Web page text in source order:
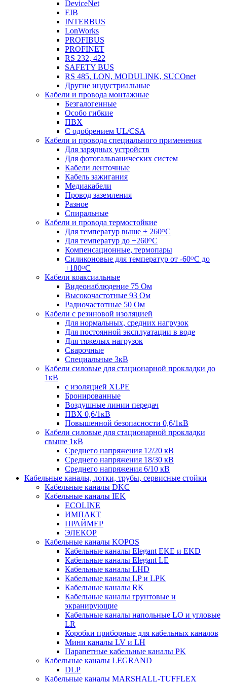
DeviceNet
EIB
INTERBUS
LonWorks
PROFIBUS
PROFINET
RS 232, 422
SAFETY BUS
RS 485, LON, MODULINK, SUCOnet
Другие индустриальные
Кабели и провода монтажные
Безгалогенные
Особо гибкие
ПВХ
С одобрением UL/CSA
Кабели и провода специального применения
Для зарядных устройств
Для фотогальванических систем
Кабели ленточные
Кабель зажигания
Медиакабели
Провод заземления
Разное
Спиральные
Кабели и провода термостойкие
Для температур выше + 260ᴼС
Для температур до +260ᴼС
Компенсационные, термопары
Силиконовые для температур от -60ᴼC до
+180ᴼС
Кабели коаксиальные
Видеонаблюдение 75 Ом
Высокочастотные 93 Ом
Радиочастотные 50 Ом
Кабели с резиновой изоляцией
Для нормальных, средних нагрузок
Для постоянной эксплуатации в воде
Для тяжелых нагрузок
Сварочные
Специальные 3кВ
Кабели силовые для стационарной прокладки до
1кВ
c изоляцией XLPE
Бронированные
Воздушные линии передач
ПВХ 0,6/1кВ
Повышенной безопасности 0,6/1кВ
Кабели силовые для стационарной прокладки
свыше 1кВ
Среднего напряжения 12/20 кВ
Среднего напряжения 18/30 кВ
Среднего напряжения 6/10 кВ
Кабельные каналы, лотки, трубы, сервисные стойки
Кабельные каналы DKC
Кабельные каналы IEK
ECOLINE
ИМПАКТ
ПРАЙМЕР
ЭЛЕКОР
Кабельные каналы KOPOS
Кабельные каналы Elegant EKE и EKD
Кабельные каналы Elegant LE
Кабельные каналы LHD
Кабельные каналы LP и LPK
Кабельные каналы RK
Кабельные каналы грунтовые и
экранирующие
Кабельные каналы напольные LO и угловые
LR
Коробки приборные для кабельных каналов
Мини каналы LV и LH
Парапетные кабельные каналы PK
Кабельные каналы LEGRAND
DLP
Кабельные каналы MARSHALL-TUFFLEX